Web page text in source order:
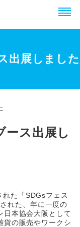
出展しました
ース出展し
た「SDGsフェス
れた、年に一度の
日本協会大阪として
貨の販売やワークシ